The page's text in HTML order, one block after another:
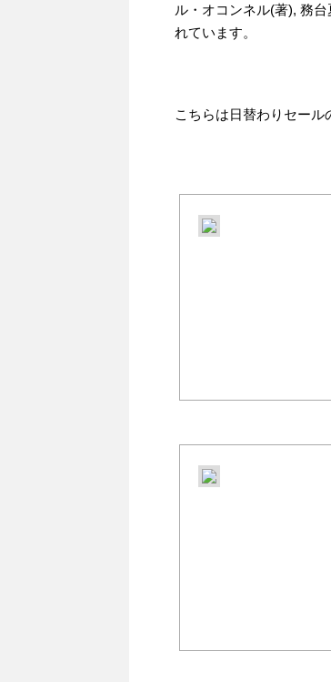
ル・オコンネル(著), 務
れています。
こちらは日替わりセール